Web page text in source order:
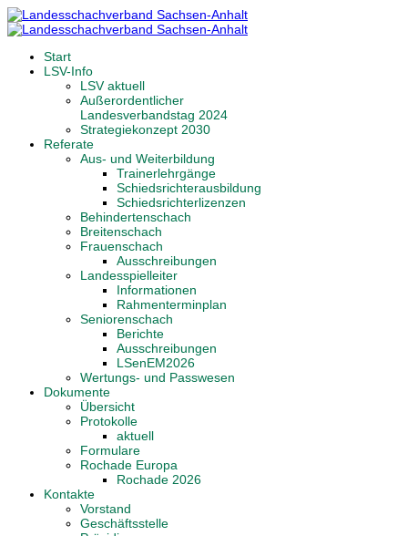
Start
LSV-Info
LSV aktuell
Außerordentlicher
Landesverbandstag 2024
Strategiekonzept 2030
Referate
Aus- und Weiterbildung
Trainerlehrgänge
Schiedsrichterausbildung
Schiedsrichterlizenzen
Behindertenschach
Breitenschach
Frauenschach
Ausschreibungen
Landesspielleiter
Informationen
Rahmenterminplan
Seniorenschach
Berichte
Ausschreibungen
LSenEM2026
Wertungs- und Passwesen
Dokumente
Übersicht
Protokolle
aktuell
Formulare
Rochade Europa
Rochade 2026
Kontakte
Vorstand
Geschäftsstelle